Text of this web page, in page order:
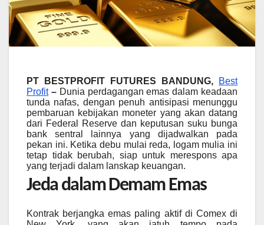
PT BESTPROFIT FUTURES BANDUNG,
Best
Profit– Dunia perdagangan emas dalam keadaan
tunda nafas, dengan penuh antisipasi menunggu
pembaruan kebijakan moneter yang akan datang
dari Federal Reserve dan keputusan suku bunga
bank sentral lainnya yang dijadwalkan pada
pekan ini. Ketika debu mulai reda, logam mulia ini
tetap tidak berubah, siap untuk merespons apa
yang terjadi dalam lanskap keuangan.
Jeda dalam Demam Emas
Kontrak berjangka emas paling aktif di Comex di